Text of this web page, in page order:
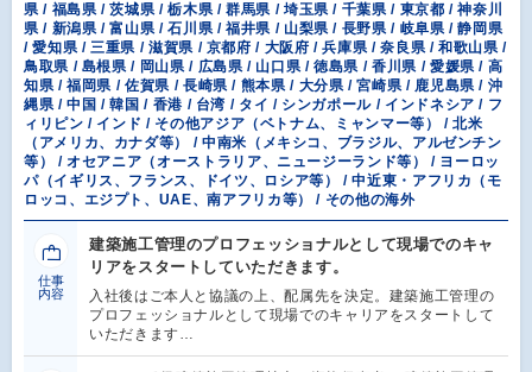
県 / 福島県 / 茨城県 / 栃木県 / 群馬県 / 埼玉県 / 千葉県 / 東京都 / 神奈川
県 / 新潟県 / 富山県 / 石川県 / 福井県 / 山梨県 / 長野県 / 岐阜県 / 静岡県
/ 愛知県 / 三重県 / 滋賀県 / 京都府 / 大阪府 / 兵庫県 / 奈良県 / 和歌山県 /
鳥取県 / 島根県 / 岡山県 / 広島県 / 山口県 / 徳島県 / 香川県 / 愛媛県 / 高
知県 / 福岡県 / 佐賀県 / 長崎県 / 熊本県 / 大分県 / 宮崎県 / 鹿児島県 / 沖
縄県 / 中国 / 韓国 / 香港 / 台湾 / タイ / シンガポール / インドネシア / フ
ィリピン / インド / その他アジア（ベトナム、ミャンマー等） / 北米
（アメリカ、カナダ等） / 中南米（メキシコ、ブラジル、アルゼンチン
等） / オセアニア（オーストラリア、ニュージーランド等） / ヨーロッ
パ（イギリス、フランス、ドイツ、ロシア等） / 中近東・アフリカ（モ
ロッコ、エジプト、UAE、南アフリカ等） / その他の海外
仕事
内容
建築施工管理のプロフェッショナルとして現場でのキャ
リアをスタートしていただきます。
入社後はご本人と協議の上、配属先を決定。建築施工管理の
プロフェッショナルとして現場でのキャリアをスタートして
いただきます…